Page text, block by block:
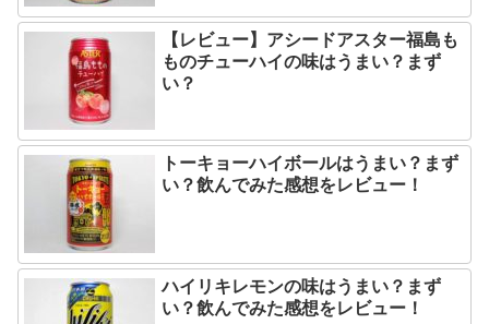
【レビュー】アシードアスター福島も
ものチューハイの味はうまい？まず
い？
トーキョーハイボールはうまい？まず
い？飲んでみた感想をレビュー！
ハイリキレモンの味はうまい？まず
い？飲んでみた感想をレビュー！